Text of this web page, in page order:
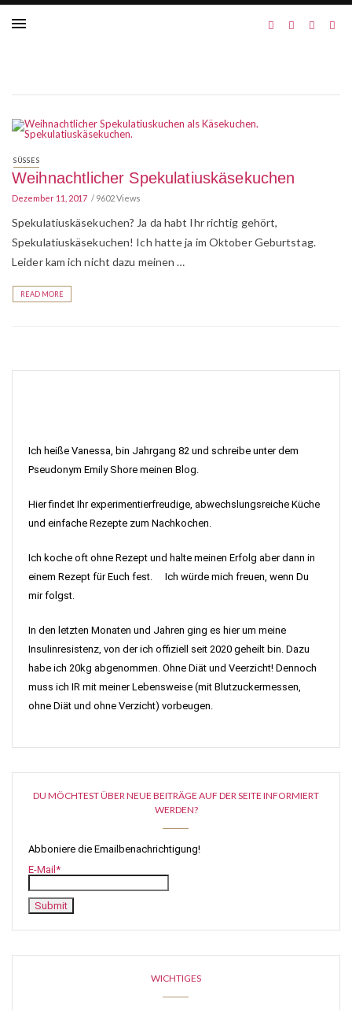
SÜSSES
Weihnachtlicher Spekulatiuskäsekuchen
Dezember 11, 2017 9602 Views
Spekulatiuskäsekuchen? Ja da habt Ihr richtig gehört,
Spekulatiuskäsekuchen! Ich hatte ja im Oktober Geburtstag.
Leider kam ich nicht dazu meinen …
READ MORE
Ich heiße Vanessa, bin Jahrgang 82 und schreibe unter dem
Pseudonym Emily Shore meinen Blog.
Hier findet Ihr experimentierfreudige, abwechslungsreiche Küche
und einfache Rezepte zum Nachkochen.
Ich koche oft ohne Rezept und halte meinen Erfolg aber dann in
einem Rezept für Euch fest. Ich würde mich freuen, wenn Du
mir folgst.
In den letzten Monaten und Jahren ging es hier um meine
Insulinresistenz, von der ich offiziell seit 2020 geheilt bin. Dazu
habe ich 20kg abgenommen. Ohne Diät und Veerzicht! Dennoch
muss ich IR mit meiner Lebensweise (mit Blutzuckermessen,
ohne Diät und ohne Verzicht) vorbeugen.
DU MÖCHTEST ÜBER NEUE BEITRÄGE AUF DER SEITE INFORMIERT
WERDEN?
Abboniere die Emailbenachrichtigung!
E-Mail*
WICHTIGES